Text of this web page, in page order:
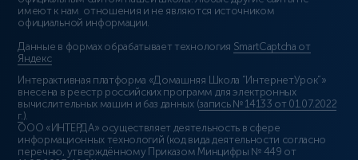
имеют к нам отношения и не являются источником
официальной информации.
Данные в формах обрабатывает технология SmartCaptcha от
Яндекс
Интерактивная платформа «Домашняя Школа “ИнтернетУрок”»
внесена в реестр российских программ для электронных
вычислительных машин и баз данных (запись № 14133 от 01.07.2022
г.).
ООО «ИНТЕРДА» осуществляет деятельность в сфере
информационных технологий (код вида деятельности согласно
перечню, утверждённому Приказом Минцифры № 449 от